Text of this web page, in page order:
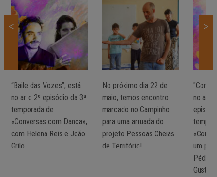
< >
“Baile das Vozes”, está
no ar o 2º episódio da 3ª
temporada de
«Conversas com Dança»,
com Helena Reis e João
Grilo.
No próximo dia 22 de
maio, temos encontro
marcado no Campinho
para uma arruada do
projeto Pessoas Cheias
de Território!
no ar o
um